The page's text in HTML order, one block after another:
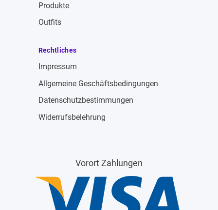
Produkte
Outfits
Rechtliches
Impressum
Allgemeine Geschäftsbedingungen
Datenschutzbestimmungen
Widerrufsbelehrung
Vorort Zahlungen